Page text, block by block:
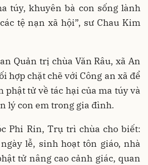
túy, khuyên bà con sống lành
tệ nạn xã hội”, sư Chau Kim
Quản trị chùa Văn Râu, xã An
hợp chặt chẽ với Công an xã để
phật tử về tác hại của ma túy và
lý con em trong gia đình.
Phi Rin, Trụ trì chùa cho biết:
lễ, sinh hoạt tôn giáo, nhà
tử nâng cao cảnh giác, quan